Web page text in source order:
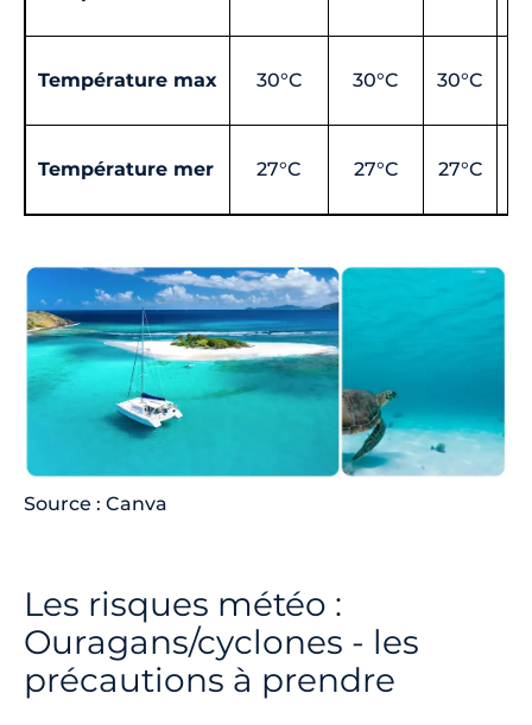
Température max 30°C 30°C 30°C
Température mer 27°C 27°C 27°C
Source : Canva
Les risques météo :
Ouragans/cyclones - les
précautions à prendre